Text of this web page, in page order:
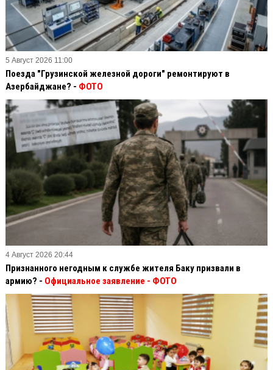
5 Август 2026 11:00
Поезда "Грузинской железной дороги" ремонтируют в
Азербайджане? - ФОТО
4 Август 2026 20:44
Признанного негодным к службе жителя Баку призвали в
армию? - Официальное заявление - ФОТО